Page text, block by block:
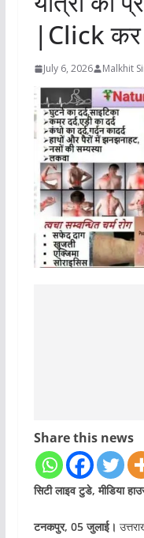
|Click कर
July 6, 2026 Malkhit
Share this news
सिटी लाइव टुडे, मीडिया
टनकपुर, 05 जुलाई।